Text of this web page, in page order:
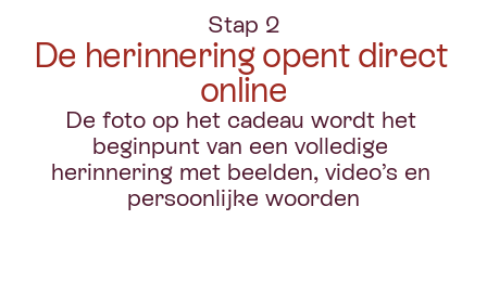
Stap 2
De herinnering opent direct
online
De foto op het cadeau wordt het
beginpunt van een volledige
herinnering met beelden, video’s en
persoonlijke woorden